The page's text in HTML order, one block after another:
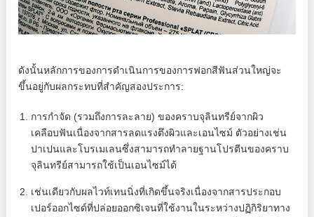
ดังนั้นหลักการของการดำเนินการของการฟอกสีฟันส่วนใหญ่จะ
ขึ้นอยู่กับผลกระทบที่สำคัญสองประการ:
การกำจัด (รวมถึงการละลาย) ของคราบจุลินทรีย์จากผิว
เคลือบฟันเนื่องจากสารลดแรงตึงผิวและเอนไซม์ ตัวอย่างเช่น
ปาเปนและโบรเมเลนซึ่งสามารถทำลายฐานโปรตีนของคราบ
จุลินทรีย์สามารถใช้เป็นเอนไซม์ได้
เช่นเดียวกับผลไวท์เทนนิ่งที่เกิดขึ้นจริงเนื่องจากสารประกอบ
เปอร์ออกไซด์ที่ปล่อยออกซิเจนที่ใช้งานในระหว่างปฏิกิริยาทาง